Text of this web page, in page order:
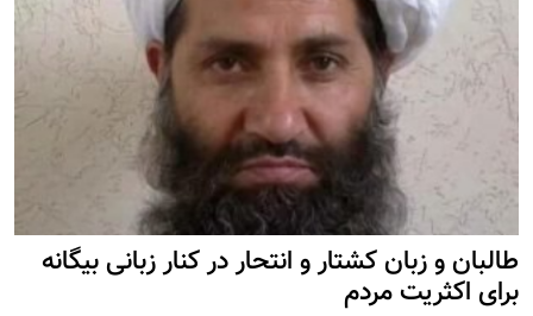
طالبان و زبان کشتار و انتحار در کنار زبانی بیگانه
برای اکثریت مردم